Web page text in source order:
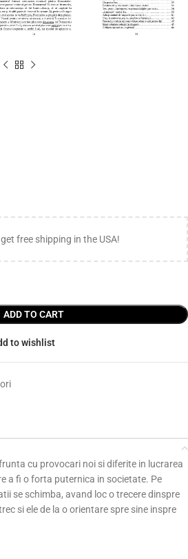
free shipping in the USA!
ADD TO CART
to wishlist
cu provocari noi si diferite in lucrarea
a fi o forta puternica in societate. Pe
se schimba, avand loc o trecere dinspre
si ele de la o orientare spre sine inspre